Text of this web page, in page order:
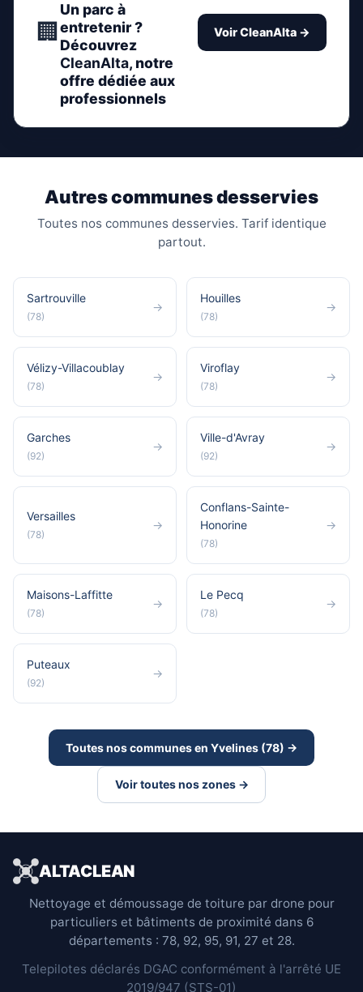
🏢
Un parc à
entretenir ?
Découvrez
CleanAlta, notre
offre dédiée aux
professionnels
Voir CleanAlta →
Autres communes desservies
Toutes nos communes desservies. Tarif identique
partout.
Sartrouville
(78)
→
Houilles
(78)
→
Vélizy-Villacoublay
(78)
→
Viroflay
(78)
→
Garches
(92)
→
Ville-d'Avray
(92)
→
Versailles
(78)
→
Conflans-Sainte-
Honorine
(78)
→
Maisons-Laffitte
(78)
→
Le Pecq
(78)
→
Puteaux
(92)
→
Toutes nos communes en Yvelines (78) →
Voir toutes nos zones →
ALTACLEAN
Nettoyage et démoussage de toiture par drone pour
particuliers et bâtiments de proximité dans 6
départements : 78, 92, 95, 91, 27 et 28.
Telepilotes déclarés DGAC conformément à l'arrêté UE
2019/947 (STS-01)